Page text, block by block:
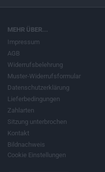
MEHR ÜBER...
Impressum
AGB
Widerrufsbelehrung
Muster-Widerrufsformular
Datenschutzerklärung
Lieferbedingungen
Zahlarten
Sitzung unterbrochen
Kontakt
Bildnachweis
Cookie Einstellungen